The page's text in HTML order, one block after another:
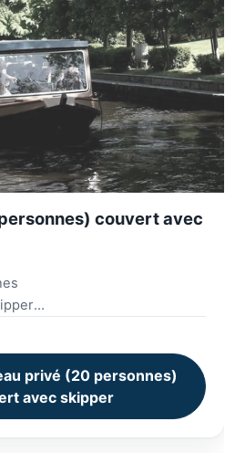
couvert avec
privé (20 personnes)
avec skipper